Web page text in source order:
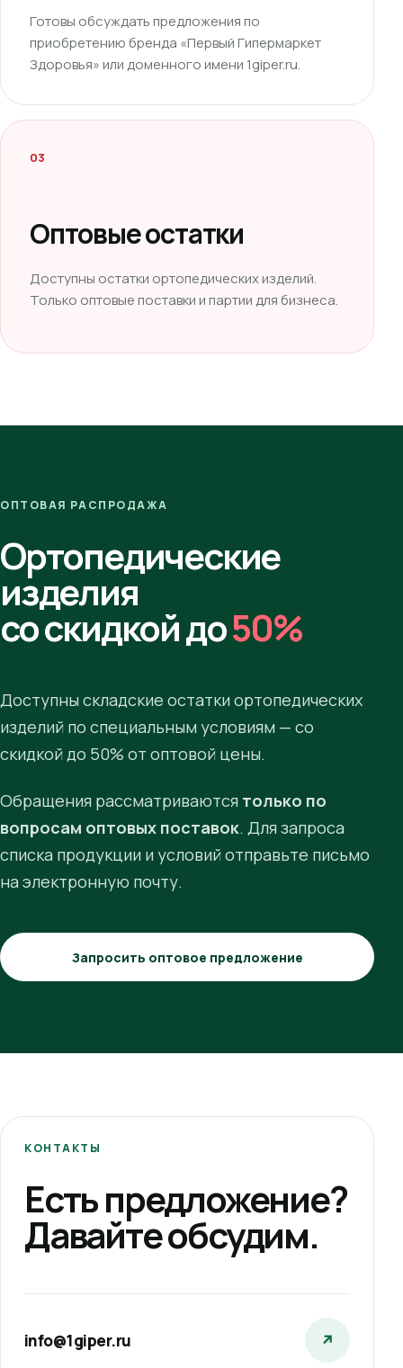
Готовы обсуждать предложения по
приобретению бренда «Первый Гипермаркет
Здоровья» или доменного имени 1giper.ru.
03
Оптовые остатки
Доступны остатки ортопедических изделий.
Только оптовые поставки и партии для бизнеса.
ОПТОВАЯ РАСПРОДАЖА
Ортопедические
изделия
со скидкой до50%
Доступны складские остатки ортопедических
изделий по специальным условиям — со
скидкой до 50% от оптовой цены.
Обращения рассматриваются только по
вопросам оптовых поставок. Для запроса
списка продукции и условий отправьте письмо
на электронную почту.
Запросить оптовое предложение
КОНТАКТЫ
Есть предложение?
Давайте обсудим.
info@1giper.ru ↗